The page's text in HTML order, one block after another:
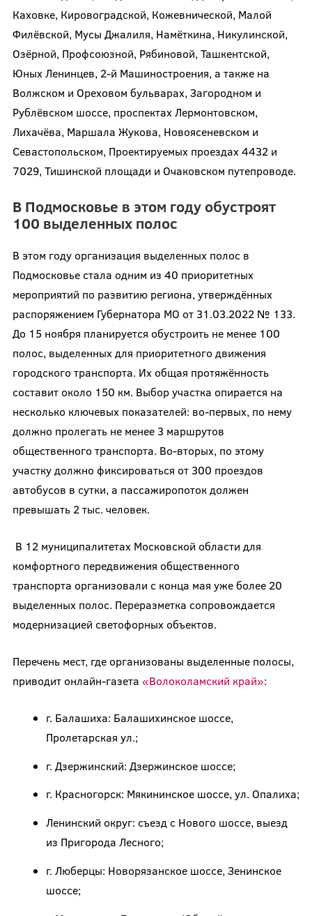
Каховке, Кировоградской, Кожевнической, Малой
Филёвской, Мусы Джалиля, Намёткина, Никулинской,
Озёрной, Профсоюзной, Рябиновой, Ташкентской,
Юных Ленинцев, 2-й Машиностроения, а также на
Волжском и Ореховом бульварах, Загородном и
Рублёвском шоссе, проспектах Лермонтовском,
Лихачёва, Маршала Жукова, Новоясеневском и
Севастопольском, Проектируемых проездах 4432 и
7029, Тишинской площади и Очаковском путепроводе.
В Подмосковье в этом году обустроят
100 выделенных полос
В этом году организация выделенных полос в
Подмосковье стала одним из 40 приоритетных
мероприятий по развитию региона, утверждённых
распоряжением Губернатора МО от 31.03.2022 № 133.
До 15 ноября планируется обустроить не менее 100
полос, выделенных для приоритетного движения
городского транспорта. Их общая протяжённость
составит около 150 км. Выбор участка опирается на
несколько ключевых показателей: во-первых, по нему
должно пролегать не менее 3 маршрутов
общественного транспорта. Во-вторых, по этому
участку должно фиксироваться от 300 проездов
автобусов в сутки, а пассажиропоток должен
превышать 2 тыс. человек.
В 12 муниципалитетах Московской области для
комфортного передвижения общественного
транспорта организовали с конца мая уже более 20
выделенных полос. Переразметка сопровождается
модернизацией светофорных объектов.
Перечень мест, где организованы выделенные полосы,
приводит онлайн-газета «Волоколамский край»:
г. Балашиха: Балашихинское шоссе,
Пролетарская ул.;
г. Дзержинский: Дзержинское шоссе;
г. Красногорск: Мякининское шоссе, ул. Опалиха;
Ленинский округ: съезд с Нового шоссе, выезд
из Пригорода Лесного;
г. Люберцы: Новорязанское шоссе, Зенинское
шоссе;